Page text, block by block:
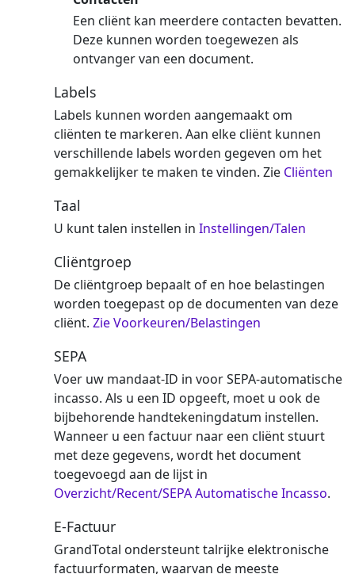
Een cliënt kan meerdere contacten bevatten.
Deze kunnen worden toegewezen als
ontvanger van een document.
Labels
Labels kunnen worden aangemaakt om
cliënten te markeren. Aan elke cliënt kunnen
verschillende labels worden gegeven om het
gemakkelijker te maken te vinden. Zie Cliënten
Taal
U kunt talen instellen in Instellingen/Talen
Cliëntgroep
De cliëntgroep bepaalt of en hoe belastingen
worden toegepast op de documenten van deze
cliënt. Zie Voorkeuren/Belastingen
SEPA
Voer uw mandaat-ID in voor SEPA-automatische
incasso. Als u een ID opgeeft, moet u ook de
bijbehorende handtekeningdatum instellen.
Wanneer u een factuur naar een cliënt stuurt
met deze gegevens, wordt het document
toegevoegd aan de lijst in
Overzicht/Recent/SEPA Automatische Incasso.
E-Factuur
GrandTotal ondersteunt talrijke elektronische
factuurformaten, waarvan de meeste